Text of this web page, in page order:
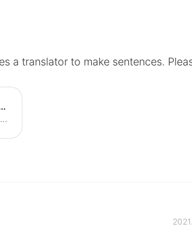
a translator to make sentences.
[꿈에 X 이태원 클라쓰] - YouTube
오랜만에 듣는 '박정현-꿈에'를 들으며 이태원 클라쓰의 한 장면이 떠올랐습니다. 영상 맛이 어떠냐.. 여러분의 오늘이 인상 깊었기를 바라며 영상 마칩니다. 끝으로 손현주 배우님과 박서준 배우님의 열연에 진심으로 감사드립니다.